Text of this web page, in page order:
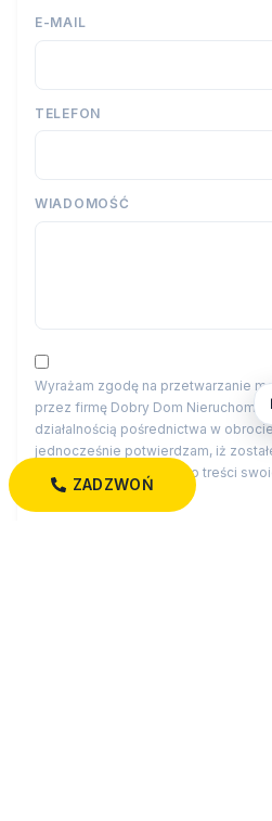
E-MAIL
TELEFON
WIADOMOŚĆ
Wyrażam zgodę na przetwarzanie
przez firmę Dobry Dom
działalnością pośrednictwa w
jednocześnie potwierdzam, iż
będę posiadać dostęp do treści
usunięcia.
ZADZWOŃ